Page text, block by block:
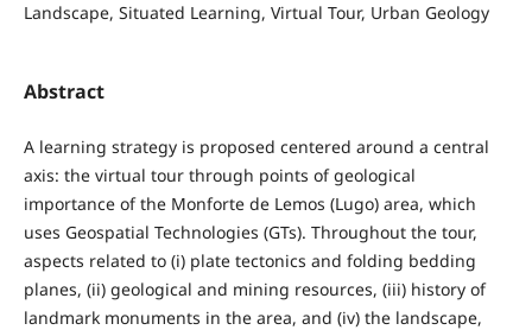
Landscape, Situated Learning, Virtual Tour, Urban Geology
Abstract
A learning strategy is proposed centered around a central
axis: the virtual tour through points of geological
importance of the Monforte de Lemos (Lugo) area, which
uses Geospatial Technologies (GTs). Throughout the tour,
aspects related to (i) plate tectonics and folding bedding
planes, (ii) geological and mining resources, (iii) history of
landmark monuments in the area, and (iv) the landscape,